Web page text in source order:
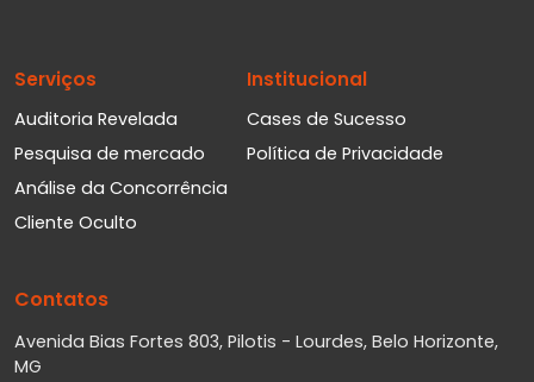
Serviços
Auditoria Revelada
Pesquisa de mercado
Análise da Concorrência
Cliente Oculto
Institucional
Cases de Sucesso
Política de Privacidade
Contatos
Avenida Bias Fortes 803, Pilotis - Lourdes, Belo Horizonte,
MG